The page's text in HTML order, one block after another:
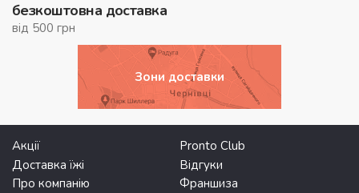
безкоштовна доставка
від 500 грн
Зони доставки
Акції
Pronto Club
Доставка їжі
Відгуки
Про компанію
Франшиза